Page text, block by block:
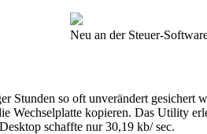
Neu an der Steuer-
Stunden so oft unverändert gesichert
Wechselplatte kopieren. Das Utility
schaffte nur 30,19 kb/ sec.